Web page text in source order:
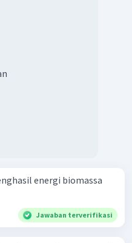
energi biomassa
Jawaban terverifikasi